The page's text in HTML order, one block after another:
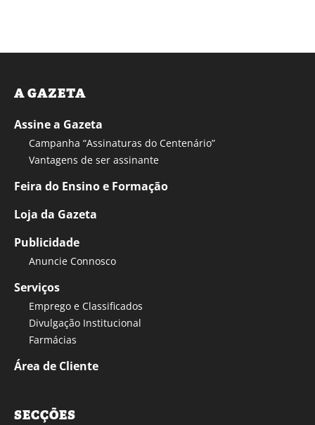
A GAZETA
Assine a Gazeta
Campanha “Assinaturas do Centenário”
Vantagens de ser assinante
Feira do Ensino e Formação
Loja da Gazeta
Publicidade
Anuncie Connosco
Serviços
Emprego e Classificados
Divulgação Institucional
Farmácias
Área de Cliente
SECÇÕES